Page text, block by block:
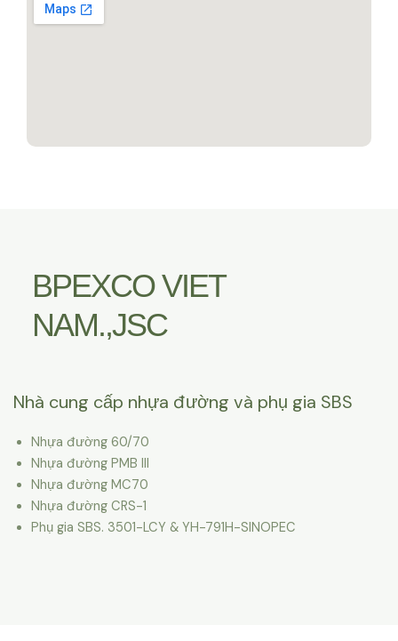
BPEXCO VIET
NAM.,JSC
Nhà cung cấp nhựa đường và phụ gia SBS
Nhựa đường 60/70
Nhựa đường PMB III
Nhựa đường MC70
Nhựa đường CRS-1
Phụ gia SBS. 3501-LCY & YH-791H-SINOPEC